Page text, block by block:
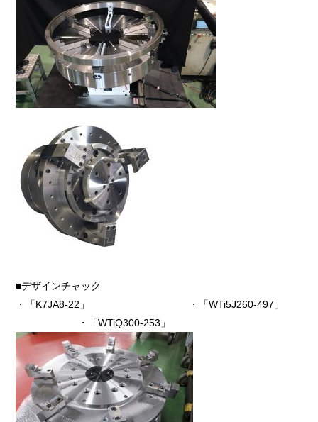
■デザインチャック
・「K7JA8-22」 ・「WTi5J260-497」
・「WTiQ300-253」